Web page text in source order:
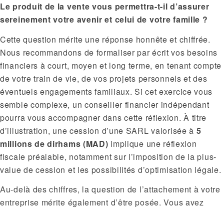
Le produit de la vente vous permettra-t-il d’assurer
sereinement votre avenir et celui de votre famille ?
Cette question mérite une réponse honnête et chiffrée.
Nous recommandons de formaliser par écrit vos besoins
financiers à court, moyen et long terme, en tenant compte
de votre train de vie, de vos projets personnels et des
éventuels engagements familiaux. Si cet exercice vous
semble complexe, un conseiller financier indépendant
pourra vous accompagner dans cette réflexion. À titre
d’illustration, une cession d’une SARL valorisée à 5
millions de dirhams (MAD) implique une réflexion
fiscale préalable, notamment sur l’imposition de la plus-
value de cession et les possibilités d’optimisation légale.
Au-delà des chiffres, la question de l’attachement à votre
entreprise mérite également d’être posée. Vous avez